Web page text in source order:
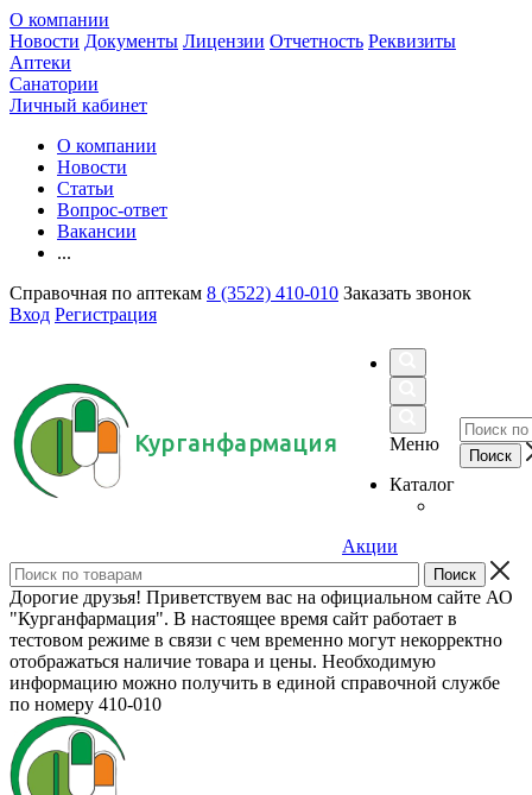
О компании
Новости Документы Лицензии Отчетность Реквизиты
Аптеки
Санатории
Личный кабинет
О компании
Новости
Статьи
Вопрос-ответ
Вакансии
...
Справочная по аптекам 8 (3522) 410-010 Заказать звонок
Вход Регистрация
Курганфармация
Меню
Каталог
Акции
Дорогие друзья! Приветствуем вас на официальном сайте АО
"Курганфармация". В настоящее время сайт работает в
тестовом режиме в связи с чем временно могут некорректно
отображаться наличие товара и цены. Необходимую
информацию можно получить в единой справочной службе
по номеру 410-010